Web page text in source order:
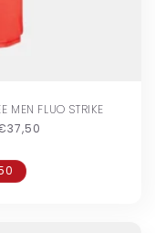
MEN FLUO STRIKE